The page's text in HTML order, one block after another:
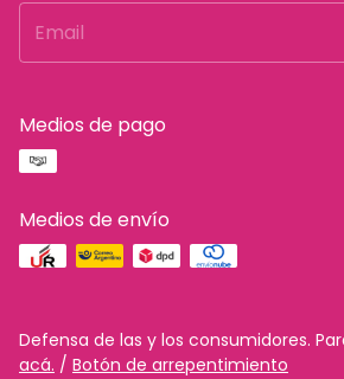
Medios de pago
Medios de envío
Defensa de las y los consumidores.
acá. / Botón de arrepentimiento